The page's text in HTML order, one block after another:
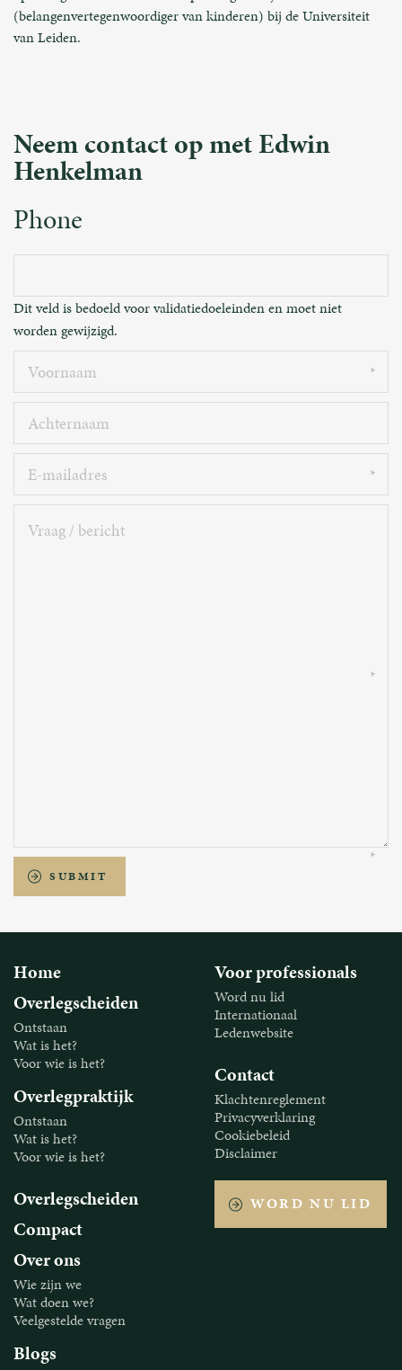
(belangenvertegenwoordiger van kinderen) bij de Universiteit
van Leiden.
Neem contact op met Edwin
Henkelman
Phone
Dit veld is bedoeld voor validatiedoeleinden en moet niet
worden gewijzigd.
Voornaam
Achternaam
E-
mailadres
Vraag
SUBMIT
Home
Overlegscheiden
Ontstaan
Wat is het?
Voor wie is het?
Overlegpraktijk
Ontstaan
Wat is het?
Voor wie is het?
Overlegscheiden
Compact
Over ons
Wie zijn we
Wat doen we?
Veelgestelde vragen
Blogs
Voor professionals
Word nu lid
Internationaal
Ledenwebsite
Contact
Klachtenreglement
Privacyverklaring
Cookiebeleid
Disclaimer
WORD NU LID